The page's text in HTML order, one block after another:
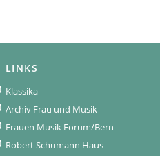
LINKS
Klassika
Archiv Frau und Musik
Frauen Musik Forum/Bern
Robert Schumann Haus